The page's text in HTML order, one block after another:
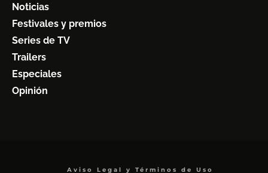
Noticias
Festivales y premios
Series de TV
Trailers
Especiales
Opinión
Aviso Legal y Términos de Uso